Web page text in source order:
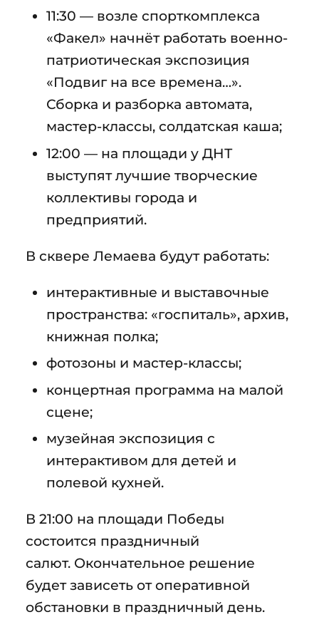
11:30 — возле спорткомплекса
«Факел» начнёт работать военно-
патриотическая экспозиция
«Подвиг на все времена…».
Сборка и разборка автомата,
мастер-классы, солдатская каша;
12:00 — на площади у ДНТ
выступят лучшие творческие
коллективы города и
предприятий.
В сквере Лемаева будут работать:
интерактивные и выставочные
пространства: «госпиталь», архив,
книжная полка;
фотозоны и мастер-классы;
концертная программа на малой
сцене;
музейная экспозиция с
интерактивом для детей и
полевой кухней.
В 21:00 на площади Победы
состоится праздничный
салют. Окончательное решение
будет зависеть от оперативной
обстановки в праздничный день.